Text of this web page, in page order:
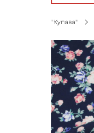
"Купава"